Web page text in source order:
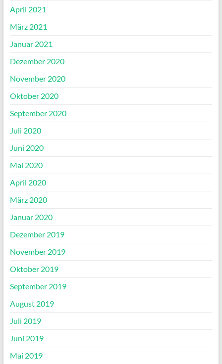
April 2021
März 2021
Januar 2021
Dezember 2020
November 2020
Oktober 2020
September 2020
Juli 2020
Juni 2020
Mai 2020
April 2020
März 2020
Januar 2020
Dezember 2019
November 2019
Oktober 2019
September 2019
August 2019
Juli 2019
Juni 2019
Mai 2019